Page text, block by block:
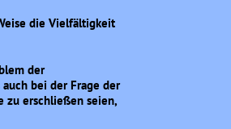
die Vielfältigkeit
der
bei der Frage der
zu erschließen seien,